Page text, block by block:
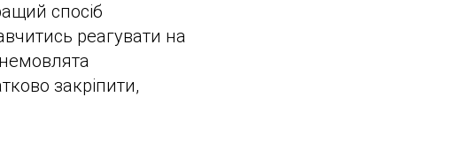
спосіб
реагувати на
закріпити,